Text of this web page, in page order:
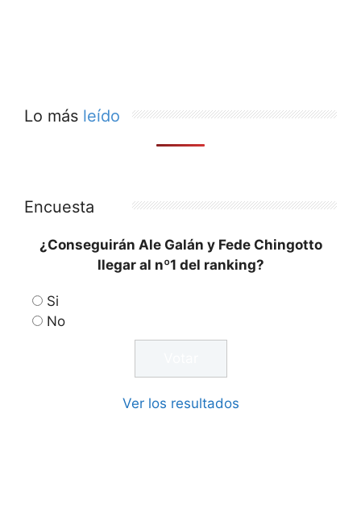
Lo más leído
Encuesta
¿Conseguirán Ale Galán y Fede Chingotto
llegar al nº1 del ranking?
Si
No
Ver los resultados